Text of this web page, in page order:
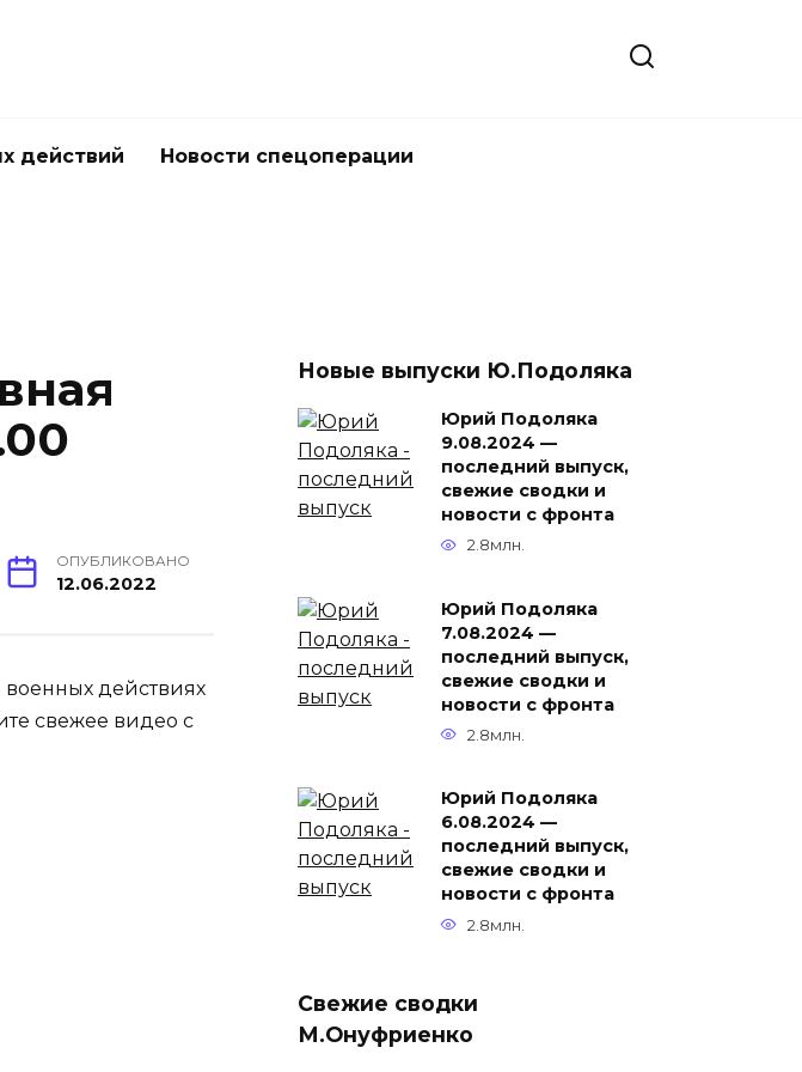
действий Новости спецоперации
ОПУБЛИКОВАНО
12.06.2022
действиях
свежее видео с
Новые выпуски Ю.Подоляка
Юрий Подоляка
9.08.2024 —
последний выпуск,
свежие сводки и
новости с фронта
2.8млн.
Юрий Подоляка
7.08.2024 —
последний выпуск,
свежие сводки и
новости с фронта
2.8млн.
Юрий Подоляка
6.08.2024 —
последний выпуск,
свежие сводки и
новости с фронта
2.8млн.
Свежие сводки
М.Онуфриенко